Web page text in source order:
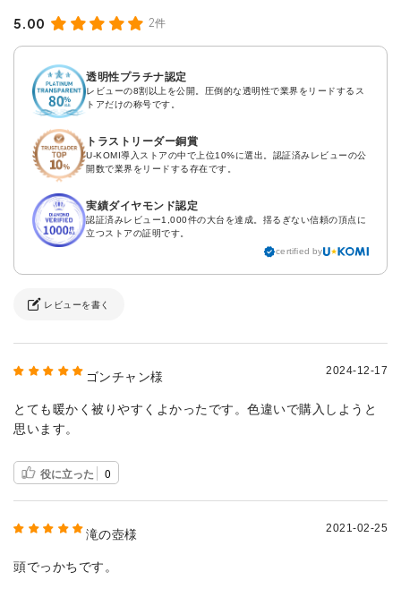
5.00 2件
透明性プラチナ認定
レビューの8割以上を公開。圧倒的な透明性で業界をリードするス
トアだけの称号です。
トラストリーダー銅賞
U-KOMI導入ストアの中で上位10%に選出。認証済みレビューの公
開数で業界をリードする存在です。
実績ダイヤモンド認定
認証済みレビュー1,000件の大台を達成。揺るぎない信頼の頂点に
立つストアの証明です。
certified by
レビューを書く
ゴンチャン様 2024-12-17
とても暖かく被りやすくよかったです。色違いで購入しようと
思います。
役に立った 0
滝の壺様 2021-02-25
頭でっかちです。